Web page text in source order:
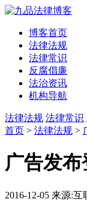
博客首页
法律法规
法律常识
反腐倡廉
法治资讯
机构导航
法律法规 法律常识
首页 > 法律法规 >
广告发
2016-12-05 来源:互